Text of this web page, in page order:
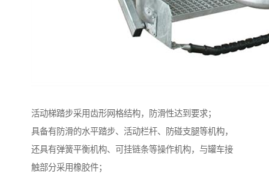
活动梯踏步采用齿形网格结构，防滑性达到要求；
具备有防滑的水平踏步、活动栏杆、防碰支腿等机构，
还具有弹簧平衡机构、可挂链条等操作机构，与罐车接
触部分采用橡胶件；